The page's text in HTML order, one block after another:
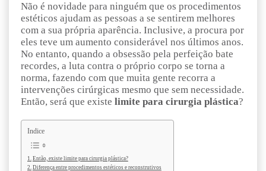
Não é novidade para ninguém que os procedimentos
estéticos ajudam as pessoas a se sentirem melhores
com a sua própria aparência. Inclusive, a procura por
eles teve um aumento considerável nos últimos anos.
No entanto, quando a obsessão pela perfeição bate
recordes, a luta contra o próprio corpo se torna a
norma, fazendo com que muita gente recorra a
intervenções cirúrgicas mesmo que sem necessidade.
Então, será que existe limite para cirurgia plástica?
Indice
Então, existe limite para cirurgia plástica?
Diferença entre procedimentos estéticos e reconstrutivos